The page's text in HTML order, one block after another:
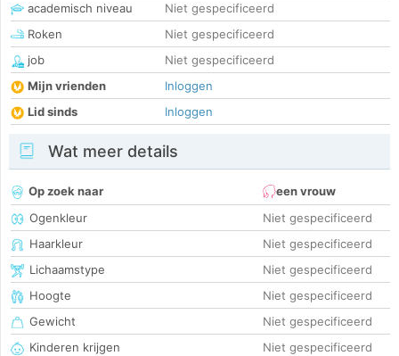
academisch niveau
Niet gespecificeerd
Roken
Niet gespecificeerd
job
Niet gespecificeerd
Mijn vrienden
Inloggen
Lid sinds
Inloggen
Wat meer details
Op zoek naar
een vrouw
Ogenkleur
Niet gespecificeerd
Haarkleur
Niet gespecificeerd
Lichaamstype
Niet gespecificeerd
Hoogte
Niet gespecificeerd
Gewicht
Niet gespecificeerd
Kinderen krijgen
Niet gespecificeerd